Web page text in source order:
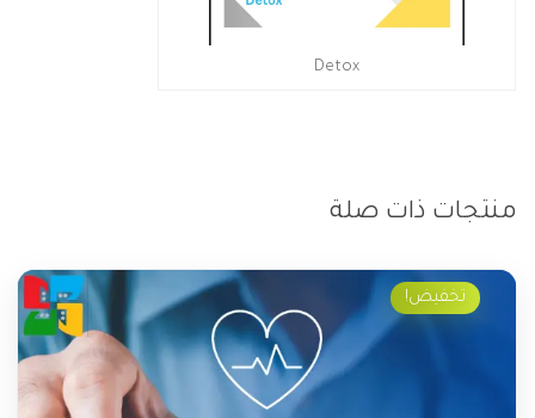
Detox
منتجات ذات صلة
تخفيض!